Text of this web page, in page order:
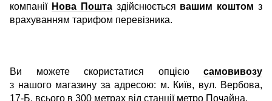
компанії Нова Поштаздійснюється вашим коштом з
врахуванням тарифом перевізника.
Ви можете скористатися опцією самовивозу
з нашого магазину за адресою: м. Київ, вул. Вербова,
17-Б, всього в 300 метрах від станції метро Почайна.